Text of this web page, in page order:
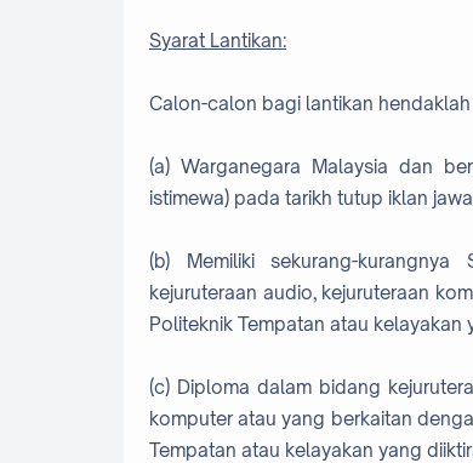
Syarat Lantikan:
Calon-calon bagi lantikan
(a) Warganegara Malaysia dan
istimewa) pada tarikh tutup iklan
(b) Memiliki sekurang-kurangnya
kejuruteraan audio, kejuruteraan
Politeknik Tempatan atau kelayakan
(c) Diploma dalam bidang
komputer atau yang berkaitan
Tempatan atau kelayakan yang